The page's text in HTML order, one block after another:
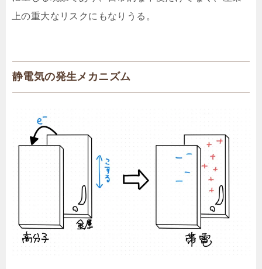
上の重大なリスクにもなりうる。
静電気の発生メカニズム